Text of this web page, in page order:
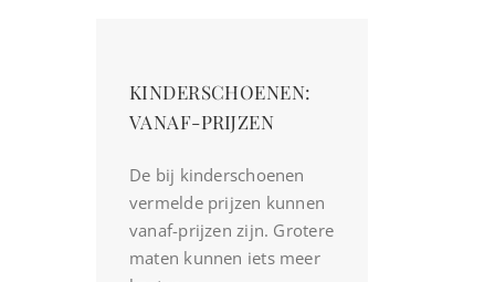
KINDERSCHOENEN:
VANAF-PRIJZEN
De bij kinderschoenen
vermelde prijzen kunnen
vanaf-prijzen zijn. Grotere
maten kunnen iets meer